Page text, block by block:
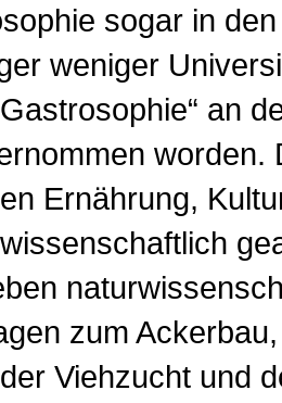
sogar in
weniger
an
worden.
Ernährung,
zum
Viehzucht und